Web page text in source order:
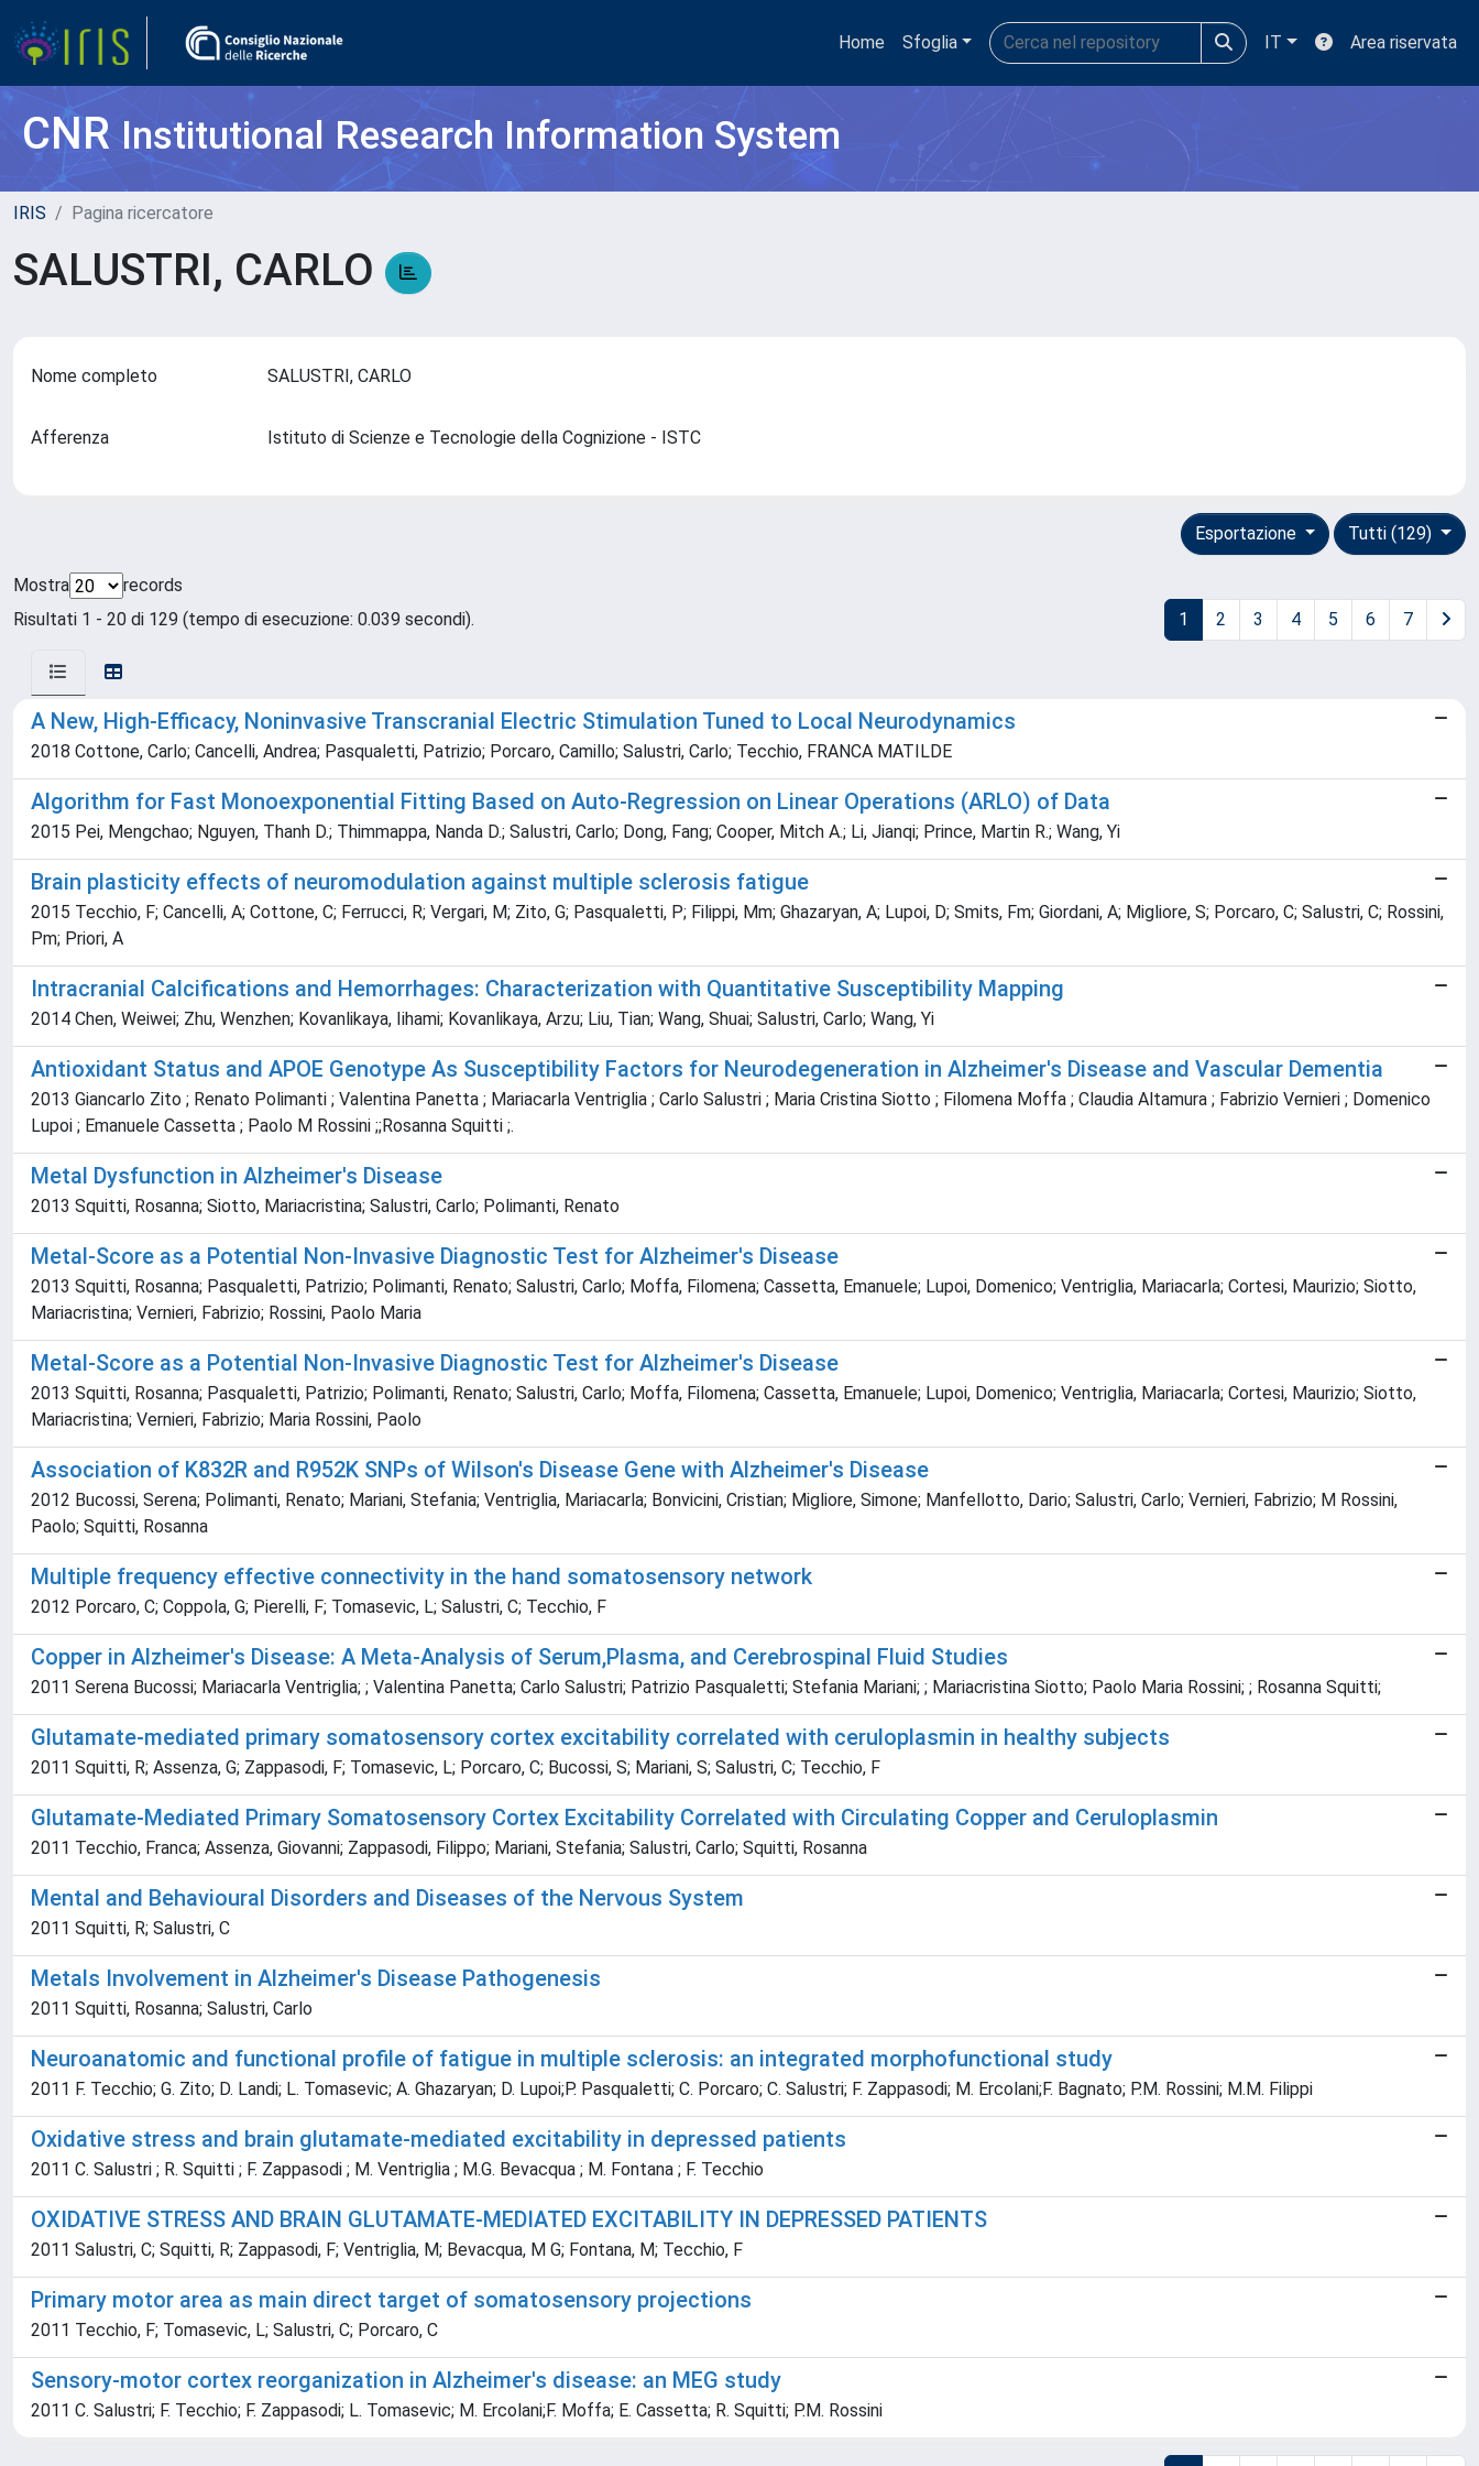
Home Sfoglia IT Area riservata
CNRInstitutional Research Information System
IRIS Pagina ricercatore
SALUSTRI, CARLO
Nome completo SALUSTRI, CARLO
Afferenza Istituto di Scienze e Tecnologie della Cognizione - ISTC
Tutti (129)
Esportazione
Mostra
records
Risultati 1 - 20 di 129 (tempo di esecuzione: 0.039 secondi).
1 2 3 4 5 6 7
A New, High-Efficacy, Noninvasive Transcranial Electric Stimulation Tuned to Local Neurodynamics
2018 Cottone, Carlo; Cancelli, Andrea; Pasqualetti, Patrizio; Porcaro, Camillo; Salustri, Carlo; Tecchio, FRANCA MATILDE
Algorithm for Fast Monoexponential Fitting Based on Auto-Regression on Linear Operations (ARLO) of Data
2015 Pei, Mengchao; Nguyen, Thanh D.; Thimmappa, Nanda D.; Salustri, Carlo; Dong, Fang; Cooper, Mitch A.; Li, Jianqi; Prince, Martin R.; Wang, Yi
Brain plasticity effects of neuromodulation against multiple sclerosis fatigue
2015 Tecchio, F; Cancelli, A; Cottone, C; Ferrucci, R; Vergari, M; Zito, G; Pasqualetti, P; Filippi, Mm; Ghazaryan, A; Lupoi, D; Smits, Fm; Giordani, A; Migliore, S; Porcaro, C; Salustri, C; Rossini,
Pm; Priori, A
Intracranial Calcifications and Hemorrhages: Characterization with Quantitative Susceptibility Mapping
2014 Chen, Weiwei; Zhu, Wenzhen; Kovanlikaya, Iihami; Kovanlikaya, Arzu; Liu, Tian; Wang, Shuai; Salustri, Carlo; Wang, Yi
Antioxidant Status and APOE Genotype As Susceptibility Factors for Neurodegeneration in Alzheimer's Disease and Vascular Dementia
2013 Giancarlo Zito ; Renato Polimanti ; Valentina Panetta ; Mariacarla Ventriglia ; Carlo Salustri ; Maria Cristina Siotto ; Filomena Moffa ; Claudia Altamura ; Fabrizio Vernieri ; Domenico
Lupoi ; Emanuele Cassetta ; Paolo M Rossini ;;Rosanna Squitti ;.
Metal Dysfunction in Alzheimer's Disease
2013 Squitti, Rosanna; Siotto, Mariacristina; Salustri, Carlo; Polimanti, Renato
Metal-Score as a Potential Non-Invasive Diagnostic Test for Alzheimer's Disease
2013 Squitti, Rosanna; Pasqualetti, Patrizio; Polimanti, Renato; Salustri, Carlo; Moffa, Filomena; Cassetta, Emanuele; Lupoi, Domenico; Ventriglia, Mariacarla; Cortesi, Maurizio; Siotto,
Mariacristina; Vernieri, Fabrizio; Rossini, Paolo Maria
Metal-Score as a Potential Non-Invasive Diagnostic Test for Alzheimer's Disease
2013 Squitti, Rosanna; Pasqualetti, Patrizio; Polimanti, Renato; Salustri, Carlo; Moffa, Filomena; Cassetta, Emanuele; Lupoi, Domenico; Ventriglia, Mariacarla; Cortesi, Maurizio; Siotto,
Mariacristina; Vernieri, Fabrizio; Maria Rossini, Paolo
Association of K832R and R952K SNPs of Wilson's Disease Gene with Alzheimer's Disease
2012 Bucossi, Serena; Polimanti, Renato; Mariani, Stefania; Ventriglia, Mariacarla; Bonvicini, Cristian; Migliore, Simone; Manfellotto, Dario; Salustri, Carlo; Vernieri, Fabrizio; M Rossini,
Paolo; Squitti, Rosanna
Multiple frequency effective connectivity in the hand somatosensory network
2012 Porcaro, C; Coppola, G; Pierelli, F; Tomasevic, L; Salustri, C; Tecchio, F
Copper in Alzheimer's Disease: A Meta-Analysis of Serum,Plasma, and Cerebrospinal Fluid Studies
2011 Serena Bucossi; Mariacarla Ventriglia; ; Valentina Panetta; Carlo Salustri; Patrizio Pasqualetti; Stefania Mariani; ; Mariacristina Siotto; Paolo Maria Rossini; ; Rosanna Squitti;
Glutamate-mediated primary somatosensory cortex excitability correlated with ceruloplasmin in healthy subjects
2011 Squitti, R; Assenza, G; Zappasodi, F; Tomasevic, L; Porcaro, C; Bucossi, S; Mariani, S; Salustri, C; Tecchio, F
Glutamate-Mediated Primary Somatosensory Cortex Excitability Correlated with Circulating Copper and Ceruloplasmin
2011 Tecchio, Franca; Assenza, Giovanni; Zappasodi, Filippo; Mariani, Stefania; Salustri, Carlo; Squitti, Rosanna
Mental and Behavioural Disorders and Diseases of the Nervous System
2011 Squitti, R; Salustri, C
Metals Involvement in Alzheimer's Disease Pathogenesis
2011 Squitti, Rosanna; Salustri, Carlo
Neuroanatomic and functional profile of fatigue in multiple sclerosis: an integrated morphofunctional study
2011 F. Tecchio; G. Zito; D. Landi; L. Tomasevic; A. Ghazaryan; D. Lupoi;P. Pasqualetti; C. Porcaro; C. Salustri; F. Zappasodi; M. Ercolani;F. Bagnato; P.M. Rossini; M.M. Filippi
Oxidative stress and brain glutamate-mediated excitability in depressed patients
2011 C. Salustri ; R. Squitti ; F. Zappasodi ; M. Ventriglia ; M.G. Bevacqua ; M. Fontana ; F. Tecchio
OXIDATIVE STRESS AND BRAIN GLUTAMATE-MEDIATED EXCITABILITY IN DEPRESSED PATIENTS
2011 Salustri, C; Squitti, R; Zappasodi, F; Ventriglia, M; Bevacqua, M G; Fontana, M; Tecchio, F
Primary motor area as main direct target of somatosensory projections
2011 Tecchio, F; Tomasevic, L; Salustri, C; Porcaro, C
Sensory-motor cortex reorganization in Alzheimer's disease: an MEG study
2011 C. Salustri; F. Tecchio; F. Zappasodi; L. Tomasevic; M. Ercolani;F. Moffa; E. Cassetta; R. Squitti; P.M. Rossini